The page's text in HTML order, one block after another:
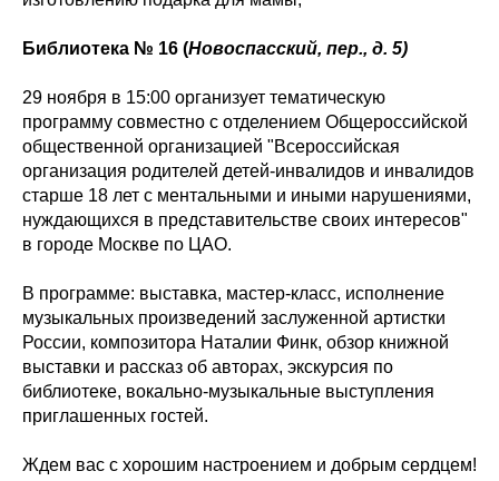
Библиотека № 16 (Новоспасский, пер., д. 5)
29 ноября в 15:00 организует тематическую
программу совместно с отделением Общероссийской
общественной организацией "Всероссийская
организация родителей детей-инвалидов и инвалидов
старше 18 лет с ментальными и иными нарушениями,
нуждающихся в представительстве своих интересов"
в городе Москве по ЦАО.
В программе: выставка, мастер-класс, исполнение
музыкальных произведений заслуженной артистки
России, композитора Наталии Финк, обзор книжной
выставки и рассказ об авторах, экскурсия по
библиотеке, вокально-музыкальные выступления
приглашенных гостей.
Ждем вас с хорошим настроением и добрым сердцем!